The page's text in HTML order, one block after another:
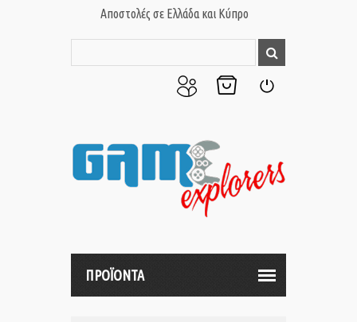
Αποστολές σε Ελλάδα και Κύπρο
μου
ΠΡΟΪΟΝΤΑ